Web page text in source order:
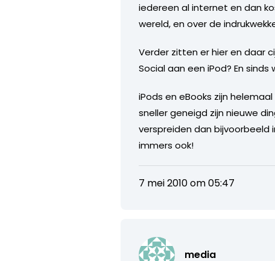
iedereen al internet en dan
wereld, en over de
Verder zitten er hier en daar
Social aan een iPod? En sinds
iPods en eBooks zijn
sneller geneigd zijn nieuwe
verspreiden dan bijvoorbeeld
immers ook!
7 mei 2010 om 05:47
media